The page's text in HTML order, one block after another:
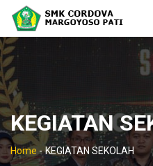
KEGIATAN
Home - KEGIATAN SEKOLAH